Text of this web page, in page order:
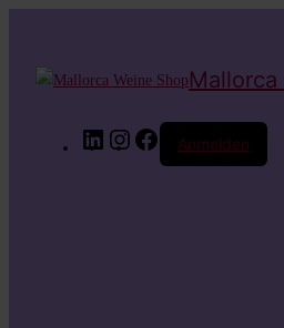
LinkedInInstagramFacebook
Anmelden